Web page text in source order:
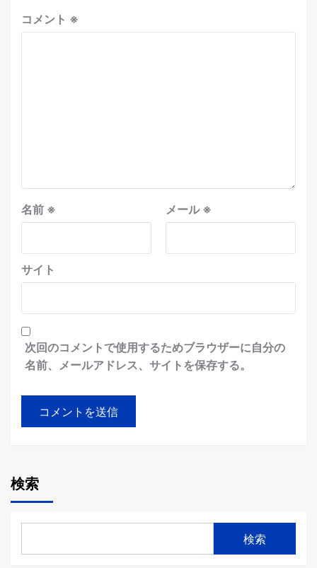
コメント ※
名前 ※ メール※
サイト
次回のコメントで使用するためブラウザーに自分の
名前、メールアドレス、サイトを保存する。
検索
検索